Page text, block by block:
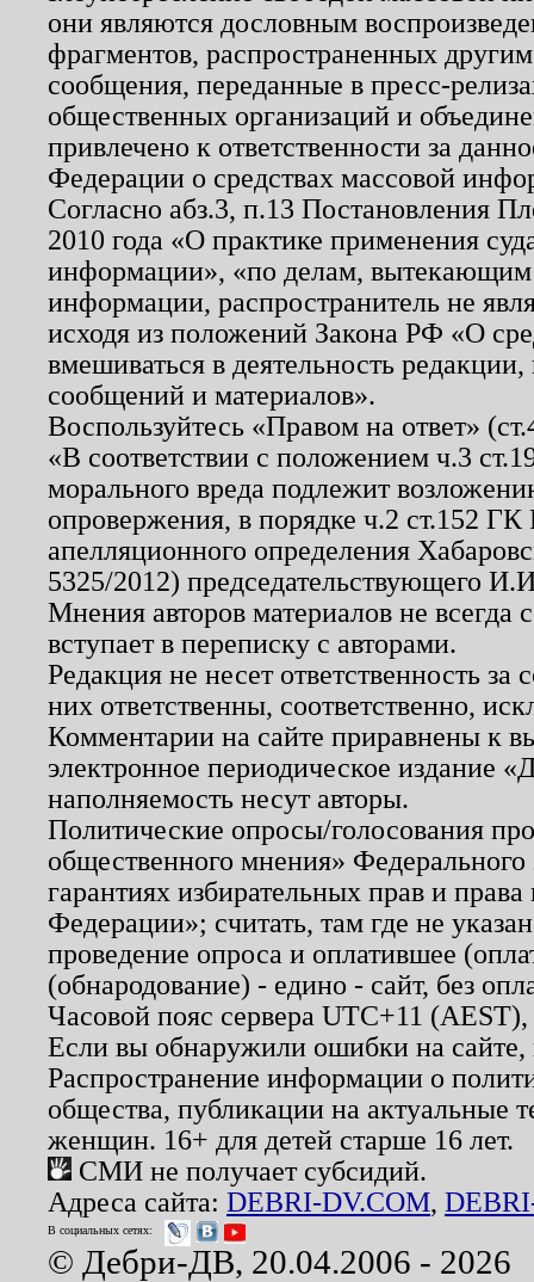
они являются дословным
фрагментов, распространенных
сообщения, переданные в пресс-
общественных организаций и
привлечено к ответственности за
Федерации о средствах массовой
Согласно абз.3, п.13 Постановления
2010 года «О практике применения
информации», «по делам, вытекающим
информации, распространитель не
исходя из положений Закона РФ «О
вмешиваться в деятельность
сообщений и материалов».
Воспользуйтесь «Правом на ответ»
«В соответствии с положением ч.3
морального вреда подлежит
опровержения, в порядке ч.2 ст.152
апелляционного определения
5325/2012) председательствующего
Мнения авторов материалов не
вступает в переписку с авторами.
Редакция не несет ответственность
них ответственны, соответственно,
Комментарии на сайте приравнены к
электронное периодическое издание
наполняемость несут авторы.
Политические опросы/голосования
общественного мнения»
гарантиях избирательных прав и
Федерации»; считать, там где не
проведение опроса и оплатившее
(обнародование) - едино - сайт, без
Часовой пояс сервера UTC+11
Если вы обнаружили ошибки на
Распространение информации о
общества, публикации на актуальные
женщин. 16+ для детей старше 16 лет.
СМИ не получает субсидий.
Адреса сайта: DEBRI-DV.COM,
В социальных сетях:
© Дебри-ДВ, 20.04.2006 - 2026